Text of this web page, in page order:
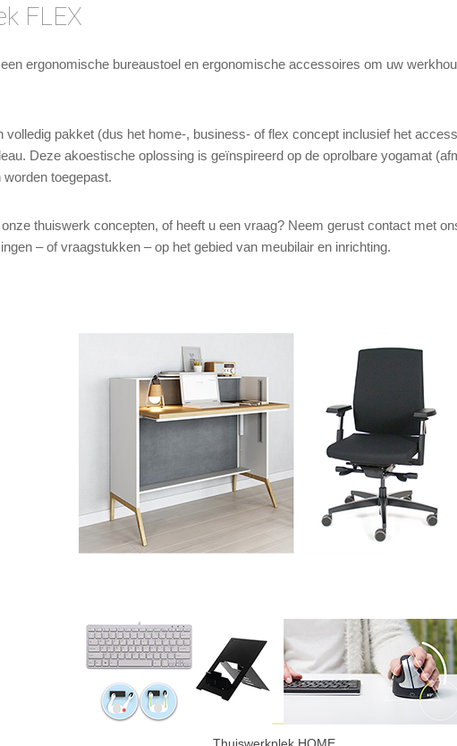
FLEX
ergonomische bureaustoel en ergonomische accessoires om uw
volledig pakket (dus het home-, business- of flex concept inclusief het
Deze akoestische oplossing is geïnspireerd op de oprolbare yogamat
toegepast.
thuiswerk concepten, of heeft u een vraag? Neem gerust contact met
– of vraagstukken – op het gebied van meubilair en inrichting.